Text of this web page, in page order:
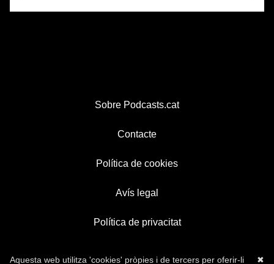
Sobre Podcasts.cat
Contacte
Política de cookies
Avís legal
Política de privacitat
✖
Aquesta web utilitza 'cookies' pròpies i de tercers per oferir-li